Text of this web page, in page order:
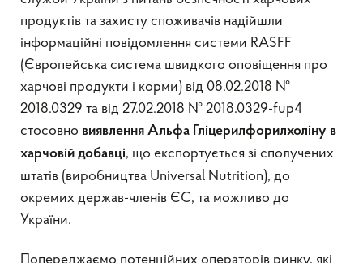
продуктів та захисту споживачів надійшли
інформаційні повідомлення системи RASFF
(Європейська система швидкого оповіщення про
харчові продукти і корми) від 08.02.2018 №
2018.0329 та від 27.02.2018 № 2018.0329-fup4
стосовно виявлення Альфа Гліцерилфорилхоліну в
харчовій добавці, що експортується зі сполучених
штатів (виробництва Universal Nutrition), до
окремих держав-членів ЄС, та можливо до
України.